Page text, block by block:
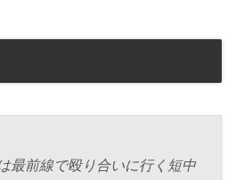
最前線で殴り合いに行く短中